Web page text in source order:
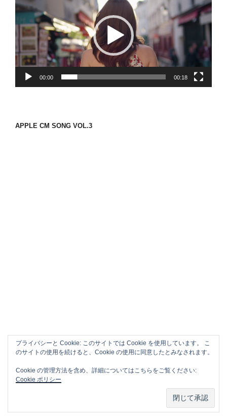
プ
レ
ー
ヤ
ー
00:00 00:18
APPLE CM SONG VOL.3
APPLE CM SONG VOL.2
プライバシーと Cookie: このサイトでは Cookie を使用しています。 こ
のサイトの使用を続けると、Cookie の使用に同意したとみなされます。
Cookie の管理方法を含め、詳細についてはこちらをご覧ください:
Cookie ポリシー